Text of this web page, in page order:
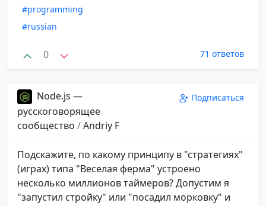
#programming
#russian
0 71 ответов
Node.js —
русскоговорящее
сообщество /Andriy F
Подписаться
Подскажите, по какому принципу в "стратегиях"
(играх) типа "Веселая ферма" устроено
несколько миллионов таймеров? Допустим я
"запустил стройку" или "посадил морковку" и